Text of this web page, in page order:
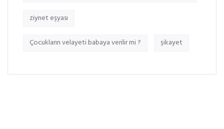
ziynet eşyası
Çocukların velayeti babaya verilir mi ? şikayet